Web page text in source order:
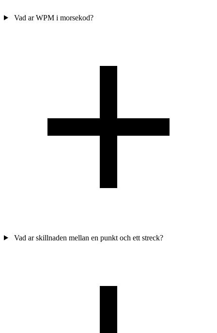
Vad ar WPM i morsekod?
Vad ar skillnaden mellan en punkt och ett streck?